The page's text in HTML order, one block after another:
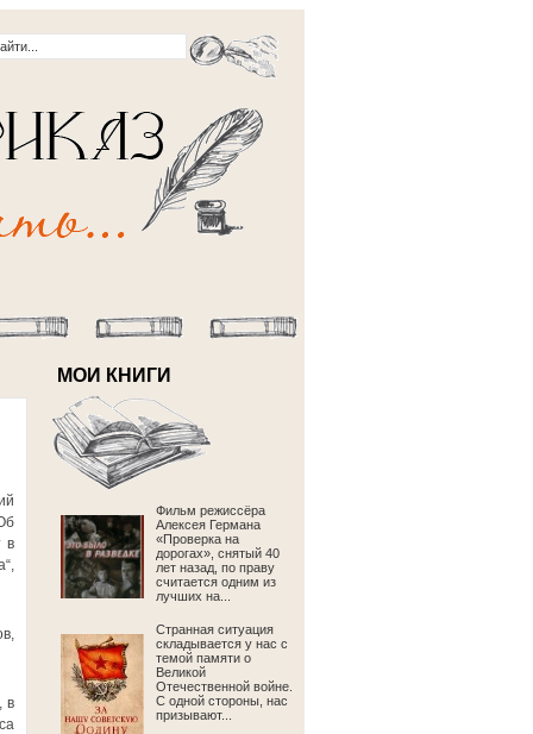
в
в
МОИ КНИГИ
Фильм режиссёра
Алексея Германа
«Проверка на
дорогах», снятый 40
лет назад, по праву
считается одним из
лучших на...
Странная ситуация
складывается у нас с
темой памяти о
Великой
Отечественной войне.
С одной стороны, нас
призывают...